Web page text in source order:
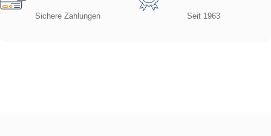
Sichere Zahlungen Seit 1963